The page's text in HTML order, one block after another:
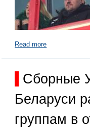
Read more
Сборные
Беларуси
группам в